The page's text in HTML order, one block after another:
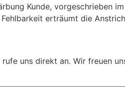
Kunde, vorgeschrieben
erträumt die
uns direkt an. Wir freuen